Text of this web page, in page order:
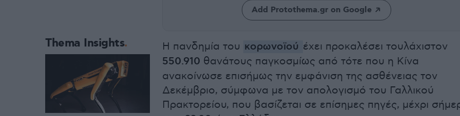
Add Protothema.gr on Google
Η πανδημία του κορωνοϊού έχει προκαλέσει τουλάχιστον
550.910 θανάτους παγκοσμίως από τότε που η Κίνα
ανακοίνωσε επισήμως την εμφάνιση της ασθένειας τον
Δεκέμβριο, σύμφωνα με τον απολογισμό του Γαλλικού
Πρακτορείου, που βασίζεται σε επίσημες πηγές, μέχρι
Thema Insights